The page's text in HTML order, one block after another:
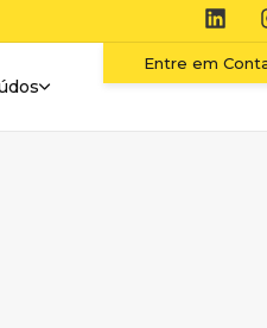
Entre em